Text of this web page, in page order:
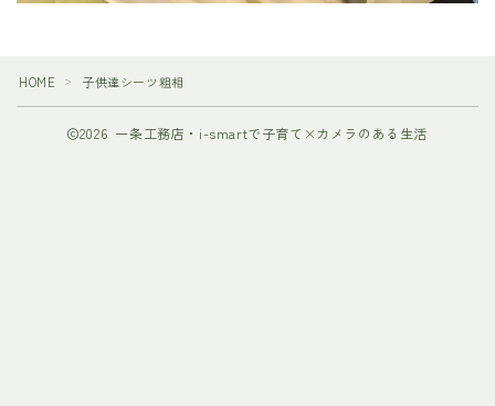
HOME ＞ 子供達シーツ粗相
2026 一条工務店・i-smartで子育て×カメラのある生活